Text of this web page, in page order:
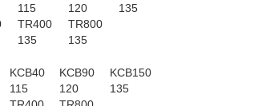
115 120
135
TR400
TR800
135
135
KCB40 KCB90
KCB150
115 120
135